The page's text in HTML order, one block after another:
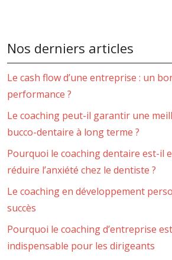
Nos derniers articles
Le cash flow d’une entreprise : un
performance ?
Le coaching peut-il garantir une
bucco-dentaire à long terme ?
Pourquoi le coaching dentaire est-il
réduire l’anxiété chez le dentiste ?
Le coaching en développement
succès
Pourquoi le coaching d’entreprise
indispensable pour les dirigeants